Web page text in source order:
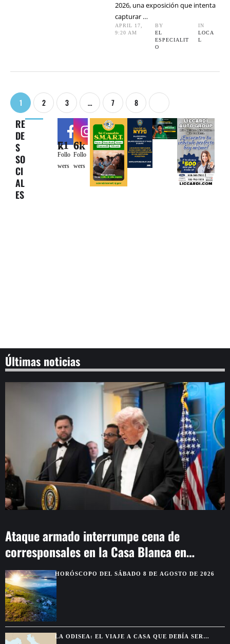
2026, una exposición que intenta
capturar …
APRIL 17,
9:20 AM
BY
EL
ESPECIALIT
O
IN
LOCA
L
1 2 3 … 7 8
RE
DE
S
SO
CI
AL
ES
71k
Follo
wers
6.6k
Follo
wers
Últimas noticias
Ataque armado interrumpe cena de
corresponsales en la Casa Blanca en
WashingtonHORÓSCOPO DEL SÁBADO 8 DE AGOSTO DE 2026
LA ODISEA: EL VIAJE A CASA QUE DEBÍA SER